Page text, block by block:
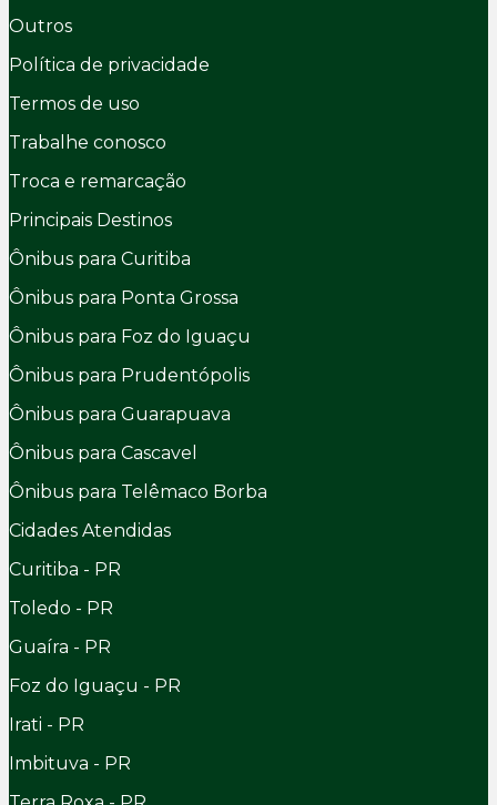
Outros
Política de privacidade
Termos de uso
Trabalhe conosco
Troca e remarcação
Principais Destinos
Ônibus para Curitiba
Ônibus para Ponta Grossa
Ônibus para Foz do Iguaçu
Ônibus para Prudentópolis
Ônibus para Guarapuava
Ônibus para Cascavel
Ônibus para Telêmaco Borba
Cidades Atendidas
Curitiba - PR
Toledo - PR
Guaíra - PR
Foz do Iguaçu - PR
Irati - PR
Imbituva - PR